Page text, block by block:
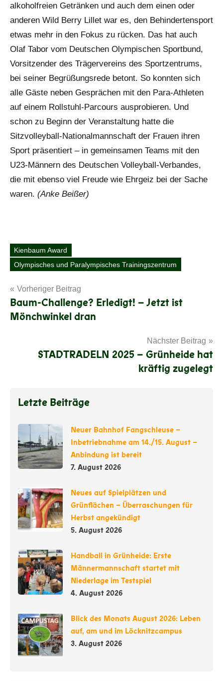
alkoholfreien Getränken und auch dem einen oder
anderen Wild Berry Lillet war es, den Behindertensport
etwas mehr in den Fokus zu rücken. Das hat auch
Olaf Tabor vom Deutschen Olympischen Sportbund,
Vorsitzender des Trägervereins des Sportzentrums,
bei seiner Begrüßungsrede betont. So konnten sich
alle Gäste neben Gesprächen mit den Para-Athleten
auf einem Rollstuhl-Parcours ausprobieren. Und
schon zu Beginn der Veranstaltung hatte die
Sitzvolleyball-Nationalmannschaft der Frauen ihren
Sport präsentiert – in gemeinsamen Teams mit den
U23-Männern des Deutschen Volleyball-Verbandes,
die mit ebenso viel Freude wie Ehrgeiz bei der Sache
waren. (Anke Beißer)
Schlagwörter
Kienbaum Award
Olympisches und Paralympisches Trainingszentrum
Beitragsnavigation
Vorheriger Beitrag
Baum-Challenge? Erledigt! – Jetzt ist
Mönchwinkel dran
Nächster Beitrag
STADTRADELN 2025 – Grünheide hat
kräftig zugelegt
Letzte Beiträge
Neuer Bahnhof Fangschleuse –
Inbetriebnahme am 14./15. August –
Anbindung ist bereit
7. August 2026
Neues auf Spielplätzen und
Grünflächen – Überraschungen für
Herbst angekündigt
5. August 2026
Handball in Grünheide: Erste
Männermannschaft startet mit
Niederlage im Testspiel
4. August 2026
Blick des Monats August 2026: Leben
auf, am und im Löcknitzcampus
3. August 2026